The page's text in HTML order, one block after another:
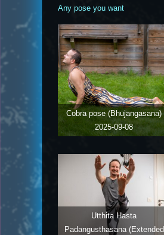
Any pose you want
Cobra pose (Bhujangasana)
2025-09-08
Utthita Hasta
Padangusthasana (Extended